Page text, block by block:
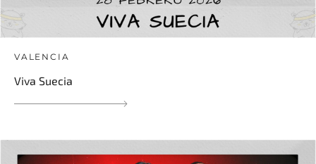
VALENCIA
Viva Suecia